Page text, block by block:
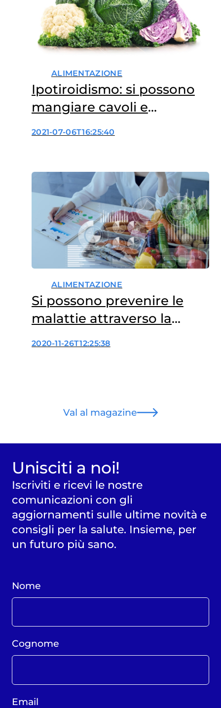
ALIMENTAZIONE
Ipotiroidismo: si possono
mangiare cavoli e
broccoli?
2021-07-06T16:25:40
ALIMENTAZIONE
Si possono prevenire le
malattie attraverso la
dieta?
2020-11-26T12:25:38
Val al magazine
Unisciti a noi!
Iscriviti e ricevi le nostre
comunicazioni con gli
aggiornamenti sulle ultime novità e
consigli per la salute. Insieme, per
un futuro più sano.
Nome
Cognome
Email